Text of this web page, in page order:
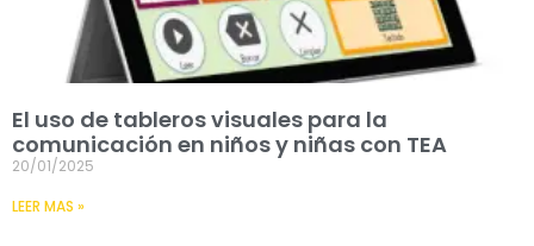
El uso de tableros visuales para la
comunicación en niños y niñas con TEA
20/01/2025
LEER MAS »